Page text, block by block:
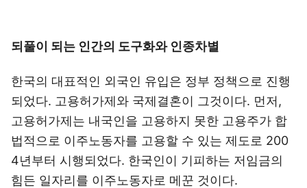
되풀이 되는 인간의 도구화와 인종차별
한국의 대표적인 외국인 유입은 정부 정책으로 진행
되었다. 고용허가제와 국제결혼이 그것이다. 먼저,
고용허가제는 내국인을 고용하지 못한 고용주가 합
법적으로 이주노동자를 고용할 수 있는 제도로 200
4년부터 시행되었다. 한국인이 기피하는 저임금의
힘든 일자리를 이주노동자로 메꾼 것이다.